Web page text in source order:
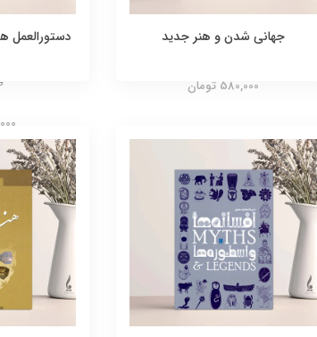
جهانی شدن و هنر جدید
580,000 تومان
دستورالعمل